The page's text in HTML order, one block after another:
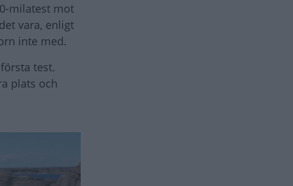
milatest mot
vara, enligt
inte med.
test.
plats och